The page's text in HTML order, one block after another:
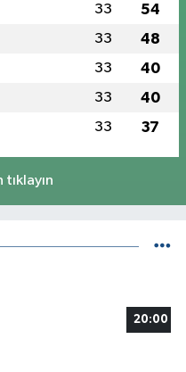
33 54
33 48
33 40
33 40
33 37
20:00